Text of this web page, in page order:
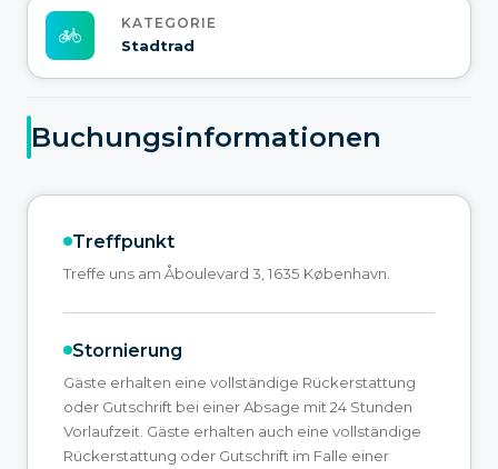
KATEGORIE
Stadtrad
Buchungsinformationen
Treffpunkt
Treffe uns am Åboulevard 3, 1635 København.
Stornierung
Gäste erhalten eine vollständige Rückerstattung
oder Gutschrift bei einer Absage mit 24 Stunden
Vorlaufzeit. Gäste erhalten auch eine vollständige
Rückerstattung oder Gutschrift im Falle einer